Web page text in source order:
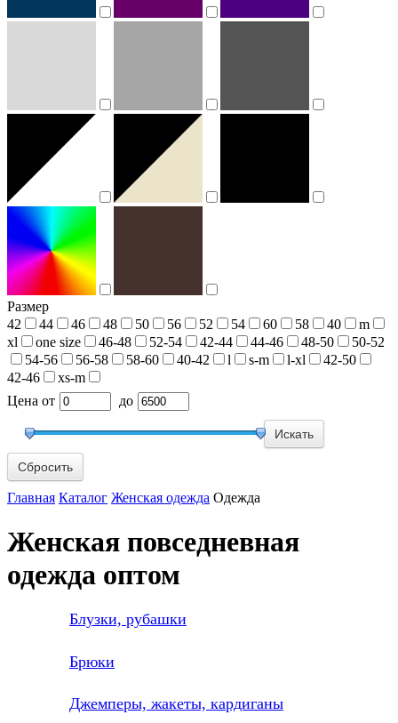
Размер
42
44 46 48 50 56 52 54 60 58 40
m
xl
one size 46-48 52-54 42-44 44-46 48-50
50-52
54-56
56-58 58-60 40-42 l s-m l-xl
42-50
42-46
xs-m
Цена от до
Сбросить
Главная Каталог Женская одежда Одежда
Женская повседневная
одежда оптом
Блузки, рубашки
Брюки
Джемперы, жакеты, кардиганы